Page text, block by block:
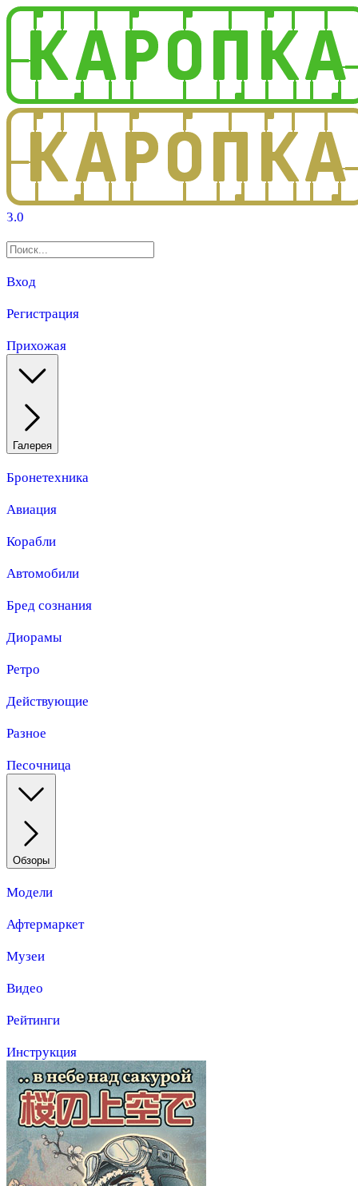
3.0
Вход
Регистрация
Прихожая
Галерея
Бронетехника
Авиация
Корабли
Автомобили
Бред сознания
Диорамы
Ретро
Действующие
Разное
Песочница
Обзоры
Модели
Афтермаркет
Музеи
Видео
Рейтинги
Инструкция